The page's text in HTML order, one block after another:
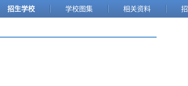
招生学校 学校图集 相关资料